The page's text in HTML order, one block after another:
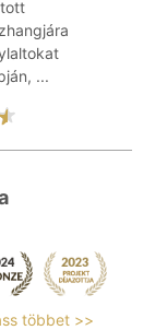
...
többet >>